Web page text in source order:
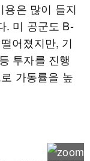
은 많이 들지
. 미 공군도 B-
어졌지만, 기
투자를 진행
가동률을 높